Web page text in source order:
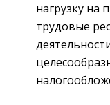
нагрузку на
трудовые